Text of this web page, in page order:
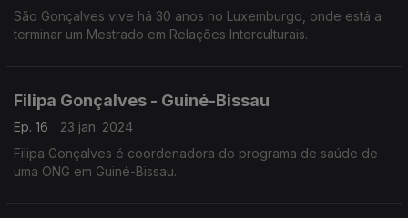
São Gonçalves vive há 30 anos no Luxemburgo, onde está a
terminar um Mestrado em Relações Interculturais.
Filipa Gonçalves - Guiné-Bissau
Ep. 16
23 jan. 2024
Filipa Gonçalves é coordenadora do programa de saúde de
uma ONG em Guiné-Bissau.